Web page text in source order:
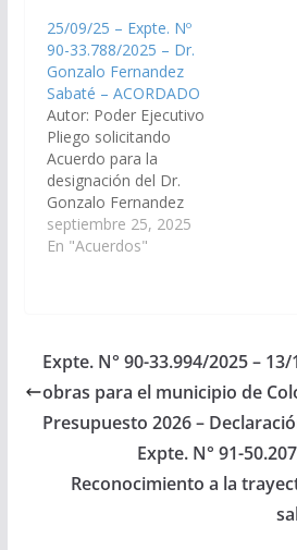
Juicio Sala I, Vocal N°3
del Distrito Judicial
Orán. (Expte. Nº 90-
34.306/2026, a la
Comisión de Justicia,
Acuerdos y
Designaciones).
Acordado, el
25/06/2026.
25/09/25 – Expte. Nº
90-33.788/2025 – Dr.
Gonzalo Fernandez
Sabaté – ACORDADO
Autor: Poder Ejecutivo
Pliego solicitando
Acuerdo para la
designación del Dr.
Gonzalo Fernandez
Sabaté, D.N.I. N°
31.338.402, como Juez
del Distrito Judicial del
Centro. (Expte. Nº 90-
33.788/2025, a la
Comisión de Justicia,
Designaciones).
Acordado, el
septiembre 25, 2025
En "Acuerdos"
Expte. N° 90-33.994/2025 –
obras para el municipio de
Presupuesto 2026 –
Expte. N° 91-
Reconocimiento a la